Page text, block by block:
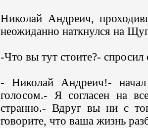
Николай Андреич,
неожиданно наткнулся на
-Что вы тут стоите?- спросил
- Николай Андреич!-
голосом.- Я согласен на
странно.- Вдруг вы ни с
говорите, что ваша жизнь